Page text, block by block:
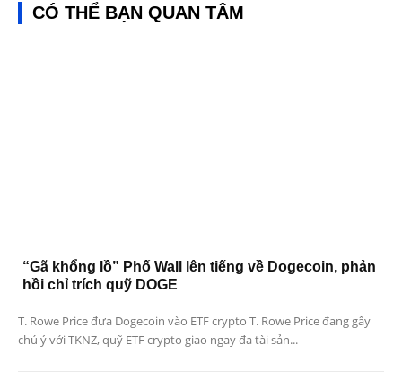
CÓ THỂ BẠN QUAN TÂM
“Gã khổng lồ” Phố Wall lên tiếng về Dogecoin, phản
hồi chỉ trích quỹ DOGE
T. Rowe Price đưa Dogecoin vào ETF crypto T. Rowe Price đang gây
chú ý với TKNZ, quỹ ETF crypto giao ngay đa tài sản...